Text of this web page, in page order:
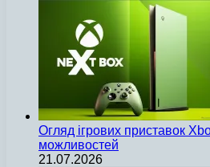
Огляд ігрових приставок
можливостей
21.07.2026